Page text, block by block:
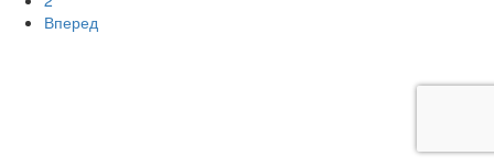
Вперед